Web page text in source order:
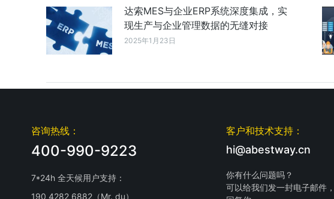
达索MES与企业ERP系统深度集成，实
现生产与企业管理数据的无缝对接
2025年1月23日
咨询热线：
400-990-9223
7*24h 全天候用户支持：
190 4282 6882（Mr. du）
客户和技术支持：
hi@abestway.cn
你有什么问题吗？
可以给我们发一封电子邮件